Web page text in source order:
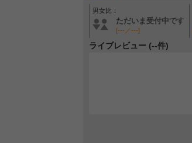
男女比：
ただいま受付中です
[---／---]
ライブレビュー (--件)